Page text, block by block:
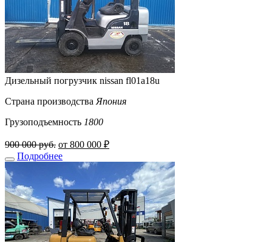
Дизельный погрузчик nissan fl01a18u
Страна производства Япония
Грузоподъемность 1800
900 000 руб. от 800 000 ₽
Подробнее